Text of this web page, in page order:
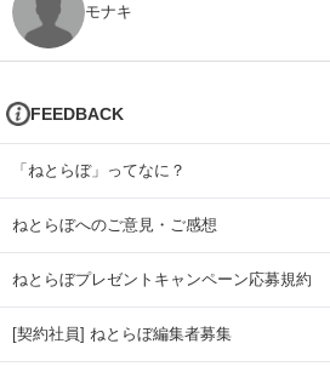
モナキ
FEEDBACK
「ねとらぼ」ってなに？
ねとらぼへのご意見・ご感想
ねとらぼプレゼントキャンペーン応募規約
[契約社員] ねとらぼ編集者募集